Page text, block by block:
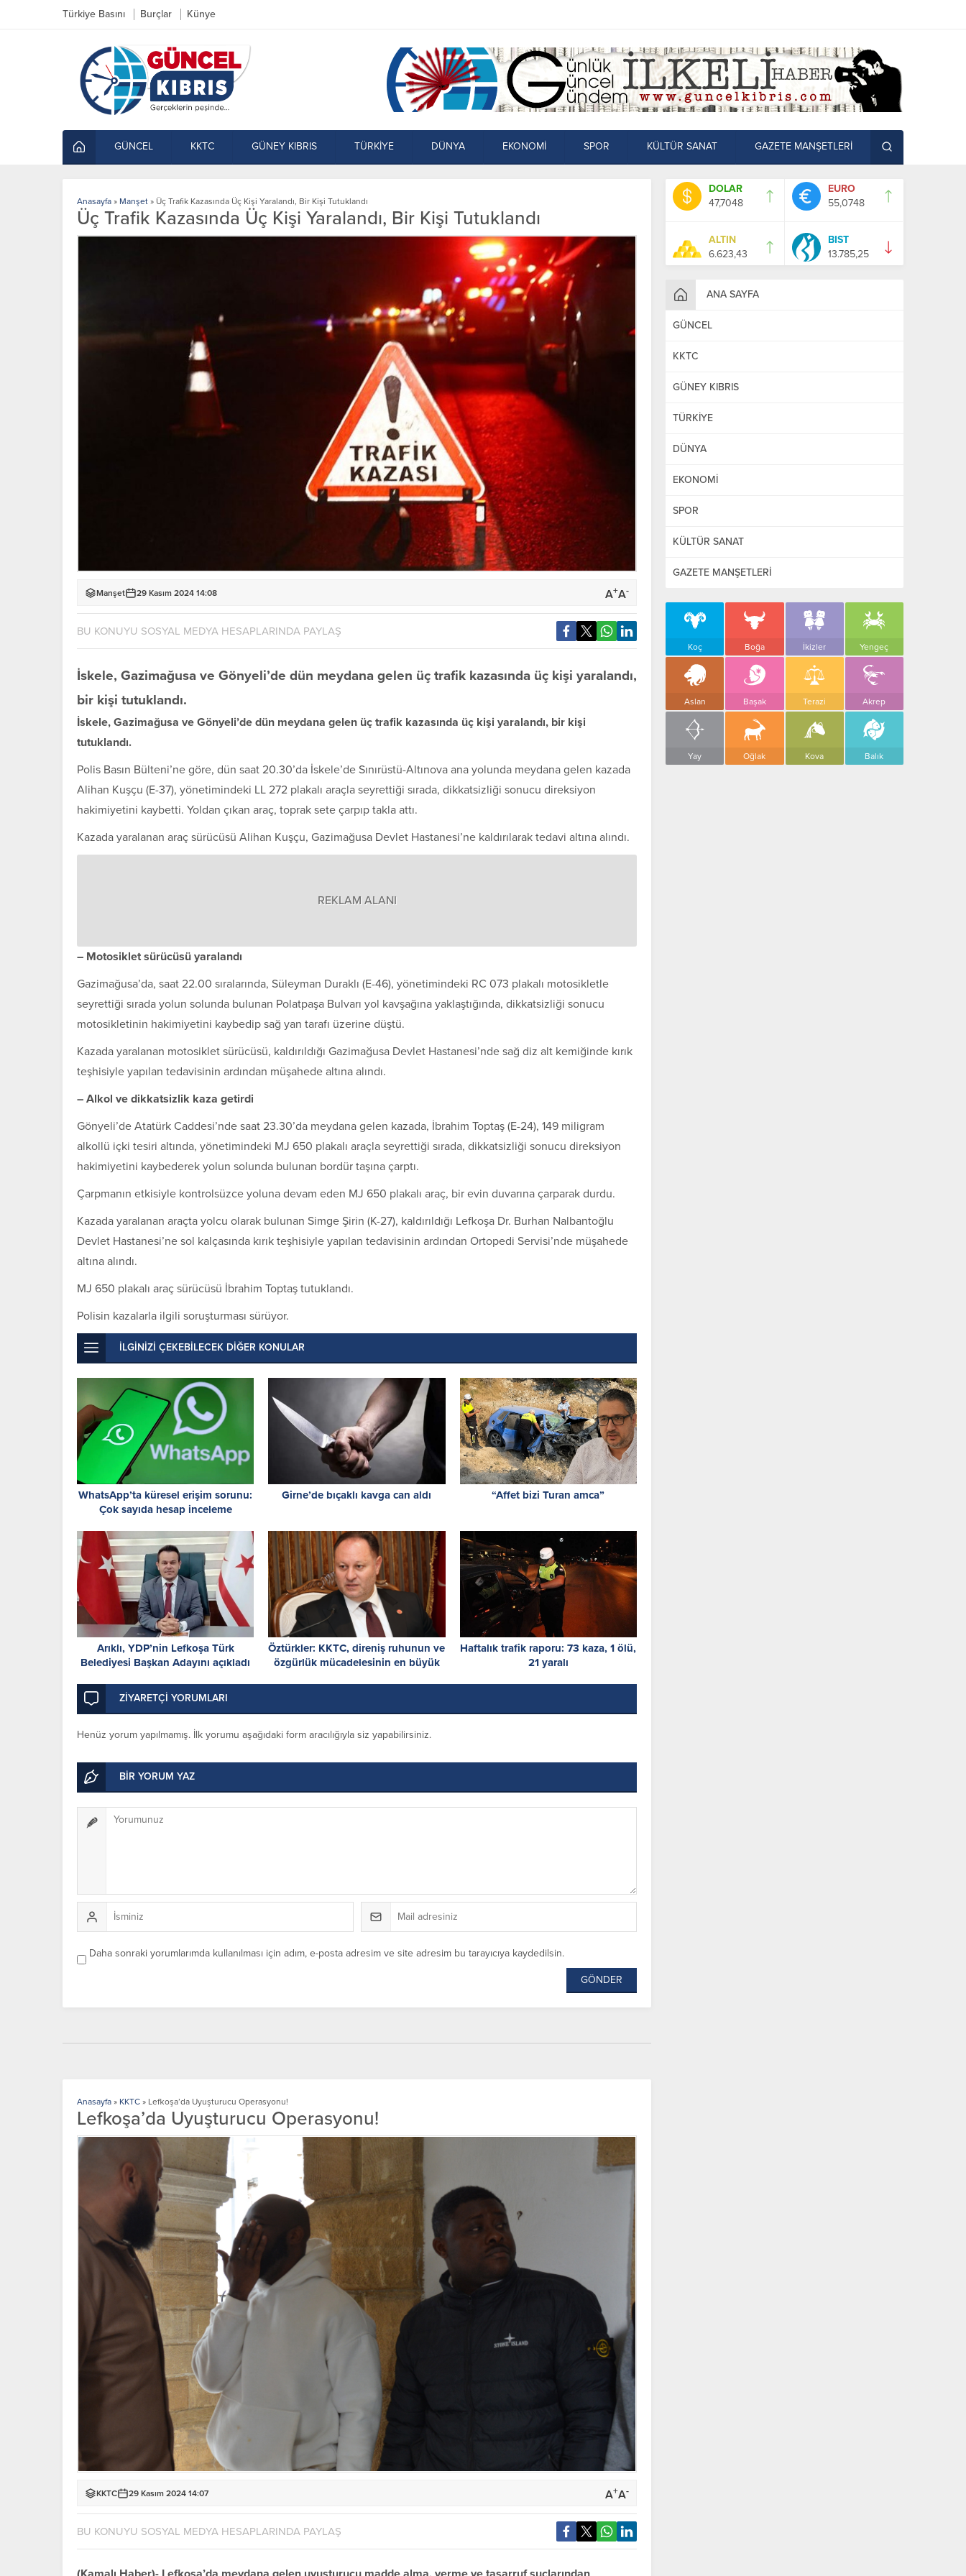
Türkiye Basını Burçlar Künye
GÜNCEL KKTC GÜNEY KIBRIS TÜRKİYE DÜNYA EKONOMİ SPOR KÜLTÜR SANAT GAZETE MANŞETLERİ
DOLAR
47,7048
EURO
55,0748
ALTIN
6.623,43
BIST
13.785,25
ANA SAYFA
GÜNCEL
KKTC
GÜNEY KIBRIS
TÜRKİYE
DÜNYA
EKONOMİ
SPOR
KÜLTÜR SANAT
GAZETE MANŞETLERİ
Koç Boğa İkizler Yengeç
Aslan Başak Terazi Akrep
Yay Oğlak Kova Balık
Anasayfa » Manşet » Üç Trafik Kazasında Üç Kişi Yaralandı, Bir Kişi Tutuklandı
Üç Trafik Kazasında Üç Kişi Yaralandı, Bir Kişi Tutuklandı
Manşet 29 Kasım 2024 14:08 A+A-
BU KONUYU SOSYAL MEDYA HESAPLARINDA PAYLAŞ
İskele, Gazimağusa ve Gönyeli’de dün meydana gelen üç trafik kazasında üç kişi yaralandı,
bir kişi tutuklandı.
İskele, Gazimağusa ve Gönyeli’de dün meydana gelen üç trafik kazasında üç kişi yaralandı, bir kişi
tutuklandı.
Polis Basın Bülteni’ne göre, dün saat 20.30’da İskele’de Sınırüstü-Altınova ana yolunda meydana gelen kazada
Alihan Kuşçu (E-37), yönetimindeki LL 272 plakalı araçla seyrettiği sırada, dikkatsizliği sonucu direksiyon
hakimiyetini kaybetti. Yoldan çıkan araç, toprak sete çarpıp takla attı.
Kazada yaralanan araç sürücüsü Alihan Kuşçu, Gazimağusa Devlet Hastanesi’ne kaldırılarak tedavi altına alındı.
REKLAM ALANI
– Motosiklet sürücüsü yaralandı
Gazimağusa’da, saat 22.00 sıralarında, Süleyman Duraklı (E-46), yönetimindeki RC 073 plakalı motosikletle
seyrettiği sırada yolun solunda bulunan Polatpaşa Bulvarı yol kavşağına yaklaştığında, dikkatsizliği sonucu
motosikletinin hakimiyetini kaybedip sağ yan tarafı üzerine düştü.
Kazada yaralanan motosiklet sürücüsü, kaldırıldığı Gazimağusa Devlet Hastanesi’nde sağ diz alt kemiğinde kırık
teşhisiyle yapılan tedavisinin ardından müşahede altına alındı.
– Alkol ve dikkatsizlik kaza getirdi
Gönyeli’de Atatürk Caddesi’nde saat 23.30’da meydana gelen kazada, İbrahim Toptaş (E-24), 149 miligram
alkollü içki tesiri altında, yönetimindeki MJ 650 plakalı araçla seyrettiği sırada, dikkatsizliği sonucu direksiyon
hakimiyetini kaybederek yolun solunda bulunan bordür taşına çarptı.
Çarpmanın etkisiyle kontrolsüzce yoluna devam eden MJ 650 plakalı araç, bir evin duvarına çarparak durdu.
Kazada yaralanan araçta yolcu olarak bulunan Simge Şirin (K-27), kaldırıldığı Lefkoşa Dr. Burhan Nalbantoğlu
Devlet Hastanesi’ne sol kalçasında kırık teşhisiyle yapılan tedavisinin ardından Ortopedi Servisi’nde müşahede
altına alındı.
MJ 650 plakalı araç sürücüsü İbrahim Toptaş tutuklandı.
Polisin kazalarla ilgili soruşturması sürüyor.
İLGİNİZİ ÇEKEBİLECEK DİĞER KONULAR
WhatsApp’ta küresel erişim sorunu:
Çok sayıda hesap inceleme
Girne’de bıçaklı kavga can aldı “Affet bizi Turan amca”
Arıklı, YDP’nin Lefkoşa Türk
Belediyesi Başkan Adayını açıkladı
Öztürkler: KKTC, direniş ruhunun ve
özgürlük mücadelesinin en büyük
Haftalık trafik raporu: 73 kaza, 1 ölü,
21 yaralı
ZİYARETÇİ YORUMLARI
Henüz yorum yapılmamış. İlk yorumu aşağıdaki form aracılığıyla siz yapabilirsiniz.
BİR YORUM YAZ
Daha sonraki yorumlarımda kullanılması için adım, e-posta adresim ve site adresim bu tarayıcıya kaydedilsin.
Anasayfa » KKTC » Lefkoşa’da Uyuşturucu Operasyonu!
Lefkoşa’da Uyuşturucu Operasyonu!
KKTC 29 Kasım 2024 14:07 A+A-
BU KONUYU SOSYAL MEDYA HESAPLARINDA PAYLAŞ